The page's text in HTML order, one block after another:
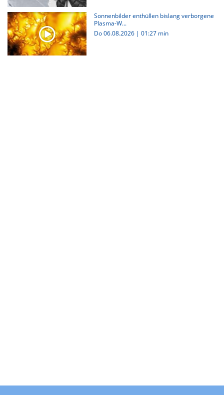
Sonnenbilder enthüllen bislang verborgene
Plasma-W...
Do 06.08.2026 | 01:27 min